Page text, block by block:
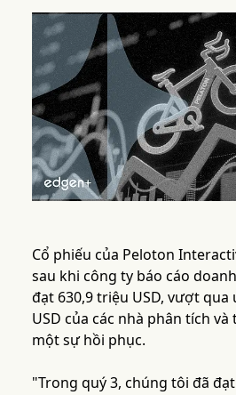
Cổ phiếu của Peloton
sau khi công ty báo cáo
đạt 630,9 triệu USD, vượt
USD của các nhà phân tích
một sự hồi phục.
"Trong quý 3, chúng tôi đã